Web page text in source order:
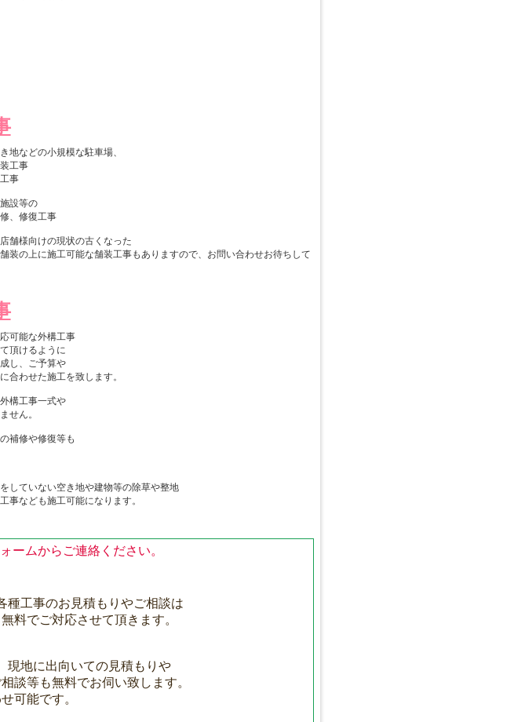
地などの小規模な駐車場、
工事
事
設等の
、修復工事
舗様向けの現状の古くなった
装の上に施工可能な舗装工事もありますので、お問い合わせお待ちして
可能な外構工事
頂けるように
し、ご予算や
合わせた施工を致します。
構工事一式や
せん。
補修や修復等も
していない空き地や建物等の除草や整地
事なども施工可能になります。
ームからご連絡ください。
種工事のお見積もりやご相談は
無料でご対応させて頂きます。
現地に出向いての見積もりや
相談等も無料でお伺い致します。
可能です。